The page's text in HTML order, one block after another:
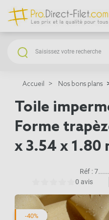
Accueil Nos bons plans
Toile
Forme
x 3.54 x 1.80
Réf :
0 avis
-40%